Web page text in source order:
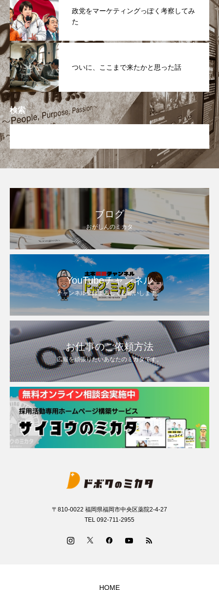
政党をマーケティングっぽく考察してみ
た
ついに、ここまで来たかと思った話
検索
ブログ
おがしんのミカタ
YouTubeチャンネル
チャンネル登録よろしくお願いします。
お仕事のご依頼方法
広報を頑張りたいあなたのミカタです。
〒810-0022 福岡県福岡市中央区薬院2-4-27
TEL 092-711-2955
HOME